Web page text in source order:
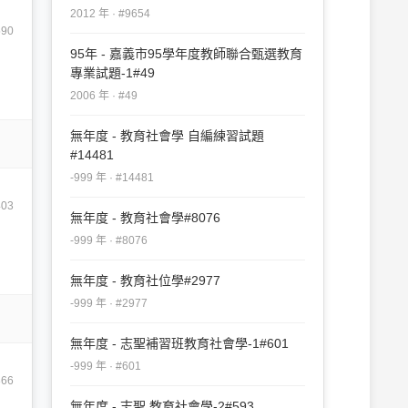
2012 年 · #9654
95年 - 嘉義市95學年度教師聯合甄選教育
專業試題-1#49
2006 年 · #49
無年度 - 教育社會學 自編練習試題
#14481
-999 年 · #14481
無年度 - 教育社會學#8076
-999 年 · #8076
無年度 - 教育社位學#2977
-999 年 · #2977
無年度 - 志聖補習班教育社會學-1#601
-999 年 · #601